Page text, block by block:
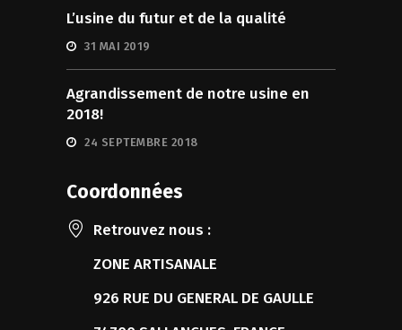
L’usine du futur et de la qualité
31 MAI 2019
Agrandissement de notre usine en
2018!
24 SEPTEMBRE 2018
Coordonnées
Retrouvez nous :
ZONE ARTISANALE
926 RUE DU GENERAL DE GAULLE